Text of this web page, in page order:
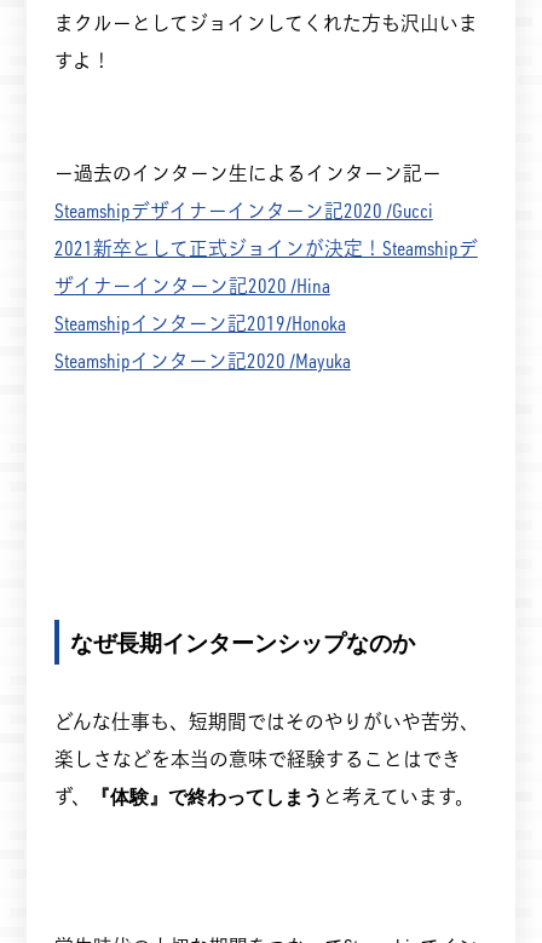
まクルーとしてジョインしてくれた方も沢山いま
すよ！
ー過去のインターン生によるインターン記ー
Steamshipデザイナーインターン記2020 /Gucci
2021新卒として正式ジョインが決定！Steamshipデ
ザイナーインターン記2020 /Hina
Steamshipインターン記2019/Honoka
Steamshipインターン記2020 /Mayuka
なぜ長期インターンシップなのか
どんな仕事も、短期間ではそのやりがいや苦労、
楽しさなどを本当の意味で経験することはでき
ず、
『体験』で終わってしまう と考えています。